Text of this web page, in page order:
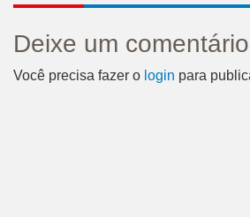
Deixe um comentário
Você precisa fazer o login para